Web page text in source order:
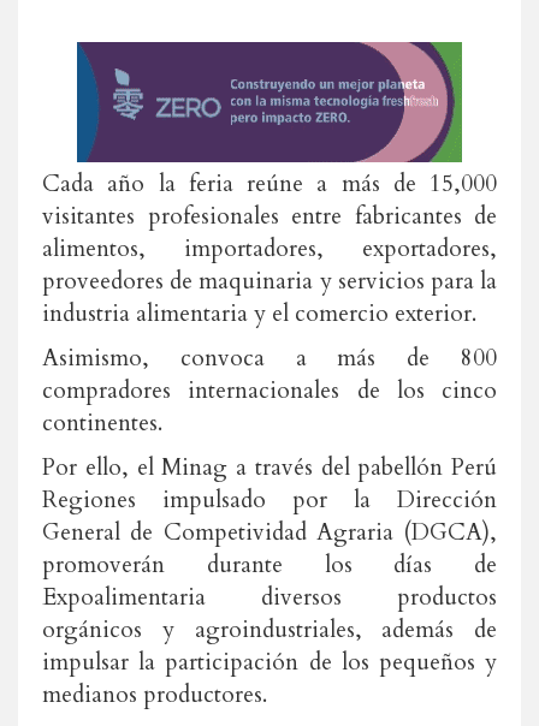
Cada año la feria reúne a más de 15,000
visitantes profesionales entre fabricantes de
alimentos, importadores, exportadores,
proveedores de maquinaria y servicios para la
industria alimentaria y el comercio exterior.
Asimismo, convoca a más de 800
compradores internacionales de los cinco
continentes.
Por ello, el Minag a través del pabellón Perú
Regiones impulsado por la Dirección
General de Competividad Agraria (DGCA),
promoverán durante los días de
Expoalimentaria diversos productos
orgánicos y agroindustriales, además de
impulsar la participación de los pequeños y
medianos productores.